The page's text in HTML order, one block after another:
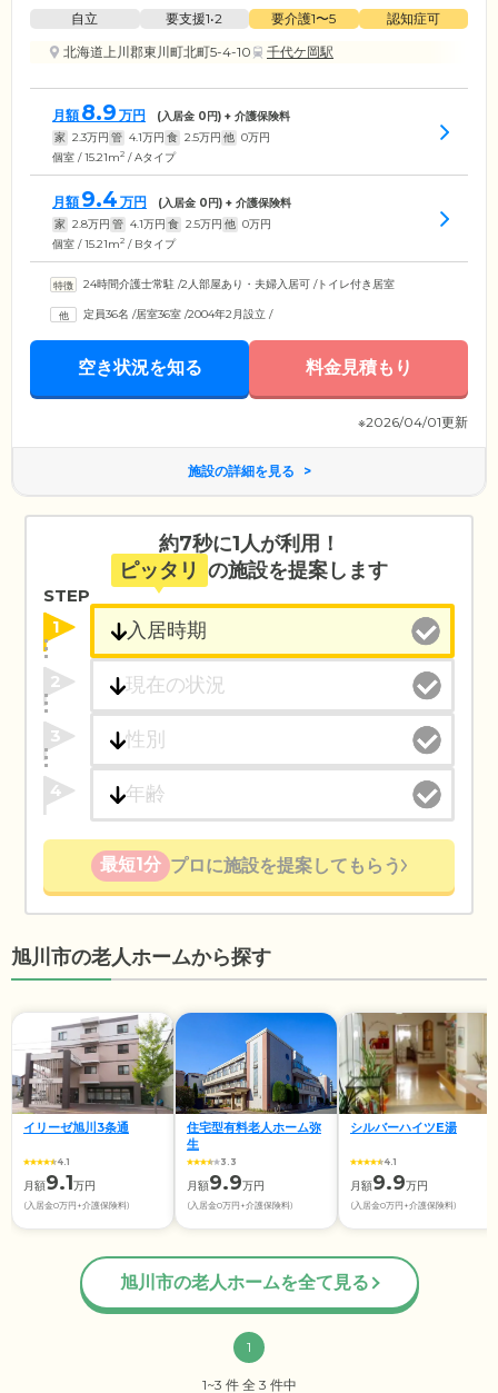
自立 要支援1•2 要介護1〜5
認知症可
北海道上川郡東川町北町5-4-10
千代ケ岡駅
月額 8.9 万円 (入居金 0円) + 介護保険料
家 2.3万円 管 4.1万円 食 2.5万円 他 0万円
個室 / 15.21m2 / Aタイプ
月額 9.4 万円 (入居金 0円) + 介護保険料
家 2.8万円 管 4.1万円 食 2.5万円 他 0万円
個室 / 15.21m2 / Bタイプ
24時間介護士常駐 /2人部屋あり・夫婦入居可 /トイレ付き居室
定員36名 /居室36室 /2004年2月設立 /
空き状況を知る 料金見積もり
※2026/04/01更新
施設の詳細を見る
約7秒に1人が利用！
ピッタリ の施設を提案します
STEP
1
2
3
4
最短1分 プロに施設を提案してもらう
旭川市の老人ホームから探す
イリーゼ旭川3条通
4.1
月額9.1万円
(入居金0万円+介護保険料)
住宅型有料老人ホーム弥
生
3.3
月額9.9万円
(入居金0万円+介護保険料)
シルバーハイツE湯
4.1
月額9.9万円
(入居金0万円+介護保険料)
旭川市の老人ホームを全て見る
1
1~3 件 全 3 件中